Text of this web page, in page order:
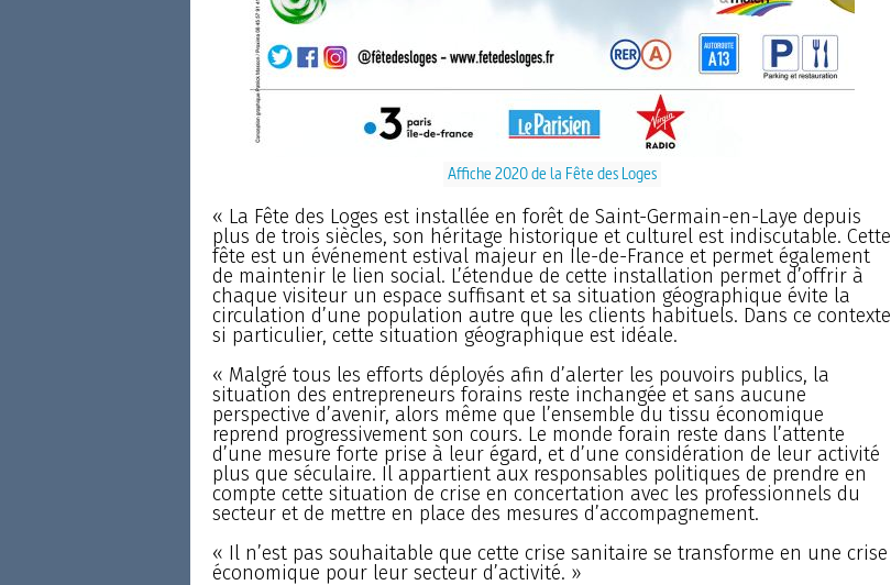
Affiche 2020 de la Fête des Loges
« La Fête des Loges est installée en forêt de Saint-Germain-en-Laye depuis
plus de trois siècles, son héritage historique et culturel est indiscutable. Cette
fête est un événement estival majeur en Ile-de-France et permet également
de maintenir le lien social. L’étendue de cette installation permet d’offrir à
chaque visiteur un espace suffisant et sa situation géographique évite la
circulation d’une population autre que les clients habituels. Dans ce contexte
si particulier, cette situation géographique est idéale.
« Malgré tous les efforts déployés afin d’alerter les pouvoirs publics, la
situation des entrepreneurs forains reste inchangée et sans aucune
perspective d’avenir, alors même que l’ensemble du tissu économique
reprend progressivement son cours. Le monde forain reste dans l’attente
d’une mesure forte prise à leur égard, et d’une considération de leur activité
plus que séculaire. Il appartient aux responsables politiques de prendre en
compte cette situation de crise en concertation avec les professionnels du
secteur et de mettre en place des mesures d’accompagnement.
« Il n’est pas souhaitable que cette crise sanitaire se transforme en une crise
économique pour leur secteur d’activité. »